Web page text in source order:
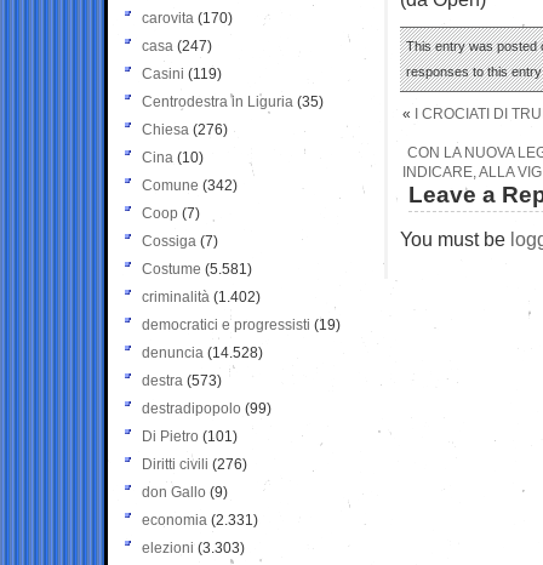
This entry was posted
responses to this
« I CROCIATI DI
CON LA NUOVA
INDICARE, ALLA
Leave a
You must be
carovita (170)
casa (247)
Casini (119)
Centrodestra in Liguria (35)
Chiesa (276)
Cina (10)
Comune (342)
Coop (7)
Cossiga (7)
Costume (5.581)
criminalità (1.402)
democratici e progressisti (19)
denuncia (14.528)
destra (573)
destradipopolo (99)
Di Pietro (101)
Diritti civili (276)
don Gallo (9)
economia (2.331)
elezioni (3.303)